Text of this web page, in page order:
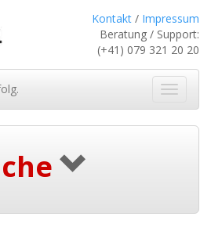
Kontakt / Impressum
Beratung / Support:
(+41) 079 321 20 20
ein-/